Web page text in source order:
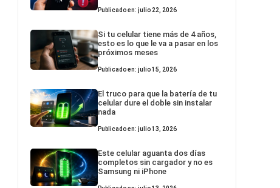
Publicado en: julio 22, 2026
Si tu celular tiene más de 4 años,
esto es lo que le va a pasar en los
próximos meses
Publicado en: julio 15, 2026
El truco para que la batería de tu
celular dure el doble sin instalar
nada
Publicado en: julio 13, 2026
Este celular aguanta dos días
completos sin cargador y no es
Samsung ni iPhone